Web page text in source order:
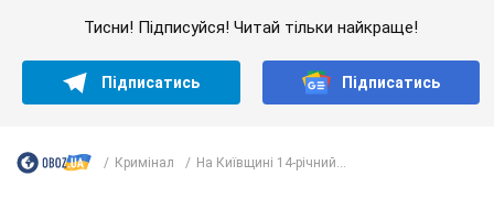
Тисни! Підписуйся! Читай тільки найкраще!
Підписатись Підписатись
Кримінал На Київщині 14-річний...